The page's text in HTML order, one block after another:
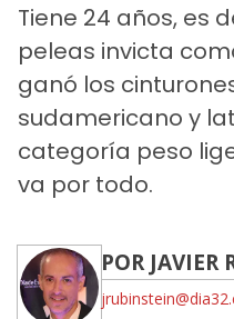
Tiene 24 años, es
peleas invicta
ganó los
sudamericano y
categoría peso
va por todo.
POR JAVIER